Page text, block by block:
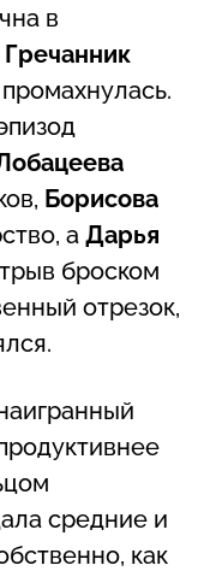
в
Борисова
а Дарья
броском
отрезок,
средние и
как